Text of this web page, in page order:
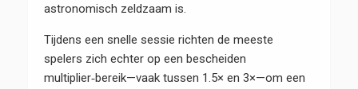
astronomisch zeldzaam is.
Tijdens een snelle sessie richten de meeste
spelers zich echter op een bescheiden
multiplier‑bereik—vaak tussen 1.5× en 3×—om een